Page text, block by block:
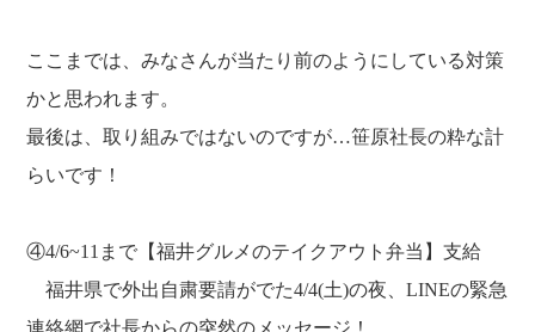
ここまでは、みなさんが当たり前のようにしている対策
かと思われます。
最後は、取り組みではないのですが…笹原社長の粋な計
らいです！
④4/6~11まで【福井グルメのテイクアウト弁当】支給
福井県で外出自粛要請がでた4/4(土)の夜、LINEの緊急
連絡網で社長からの突然のメッセージ！